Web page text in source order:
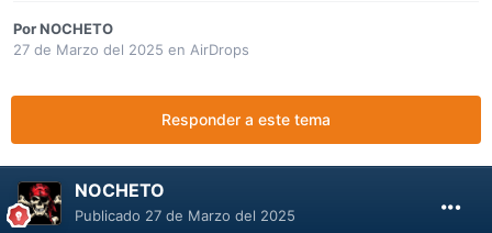
PorNOCHETO
27 de Marzo del 2025 en AirDrops
Responder a este tema
NOCHETO
Publicado 27 de Marzo del 2025